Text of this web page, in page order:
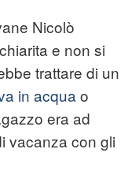
Nicolò
e non si
trattare di un
in acqua o
era ad
vacanza con gli